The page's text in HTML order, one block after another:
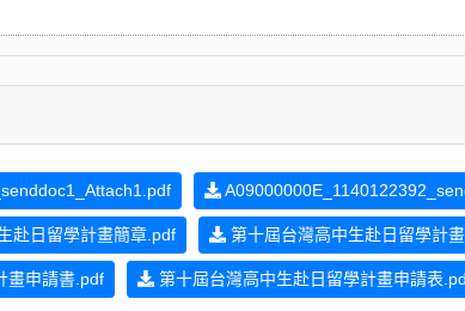
赴日留學計畫簡章.pdf 第十屆台灣高中生赴日留學計
畫申請書.pdf 第十屆台灣高中生赴日留學計畫申請表